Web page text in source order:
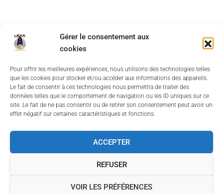
Gérer le consentement aux
cookies
Pour offrir les meilleures expériences, nous utilisons des technologies telles
que les cookies pour stocker et/ou accéder aux informations des appareils.
Le fait de consentir à ces technologies nous permettra de traiter des
données telles que le comportement de navigation ou les ID uniques sur ce
site. Le fait de ne pas consentir ou de retirer son consentement peut avoir un
effet négatif sur certaines caractéristiques et fonctions.
ACCEPTER
REFUSER
VOIR LES PRÉFÉRENCES
CONDITIONS GÉNÉRALES DE VENTE